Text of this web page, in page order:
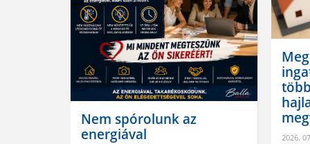
Nem spórolunk az
energiával
2026.